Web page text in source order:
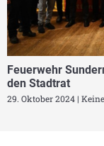
Feuerwehr
den Stadtrat
29. Oktober 2024